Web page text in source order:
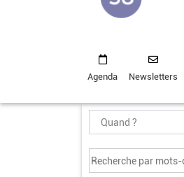
Agenda Newsletters